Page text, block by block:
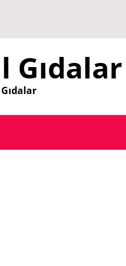
Gıdalar